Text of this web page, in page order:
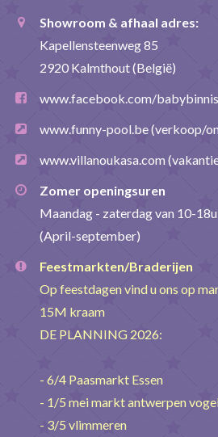
Showroom & afhaal adres:
Kapellensteenweg 85
2920 Kalmthout (België)
www.facebook.com/
www.funny-pool.be(verkoop/
www.villanoukasa.com
Zomer openingsuren
Maandag - zaterdag van 10-18u
(April-september)
Feestmarkten/Braderijen
Op feestdagen vind u ons op
15M kraam
DE PLANNING 2026:
- 6/4 Paasmarkt Essen
- 1/5 mei markt antwerpen
- 3/5 vlimmeren